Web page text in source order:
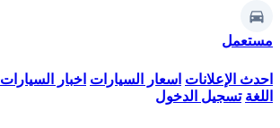
مستعمل
احدث الإعلانات اسعار السيارات اخبار السيارات
اللغة تسجيل الدخول